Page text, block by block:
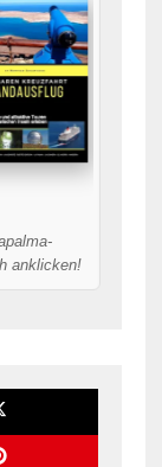
anklicken!